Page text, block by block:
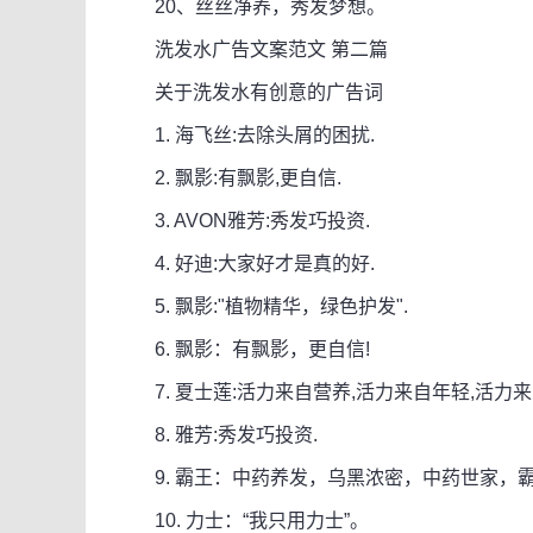
20、丝丝净养，秀发梦想。
洗发水广告文案范文 第二篇
关于洗发水有创意的广告词
1. 海飞丝:去除头屑的困扰.
2. 飘影:有飘影,更自信.
3. AVON雅芳:秀发巧投资.
4. 好迪:大家好才是真的好.
5. 飘影:"植物精华，绿色护发".
6. 飘影：有飘影，更自信!
7. 夏士莲:活力来自营养,活力来自年轻,活力来
8. 雅芳:秀发巧投资.
9. 霸王：中药养发，乌黑浓密，中药世家，
10. 力士：“我只用力士”。